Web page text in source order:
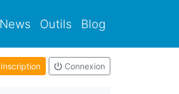
News Outils Blog
Inscription Connexion